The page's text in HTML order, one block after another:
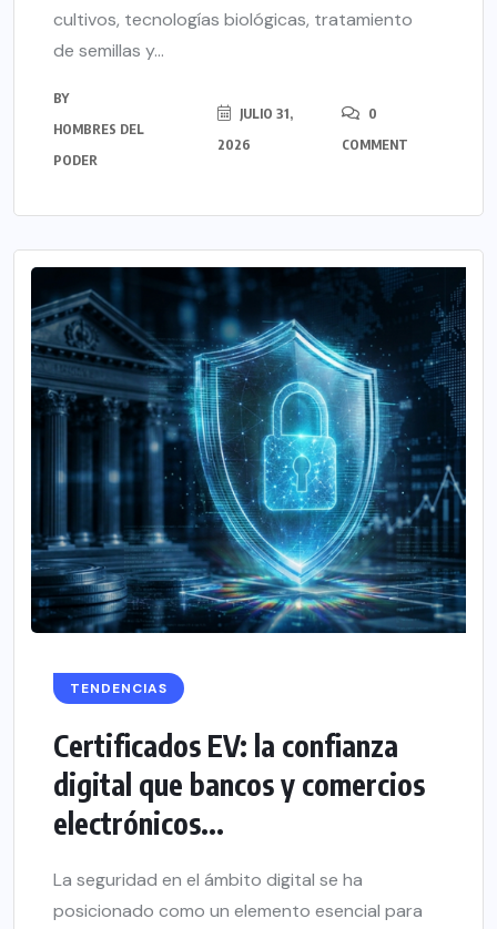
cultivos, tecnologías biológicas, tratamiento
de semillas y...
BY
HOMBRES DEL
PODER
JULIO 31,
2026
0
COMMENT
TENDENCIAS
Certificados EV: la confianza
digital que bancos y comercios
electrónicos...
La seguridad en el ámbito digital se ha
posicionado como un elemento esencial para